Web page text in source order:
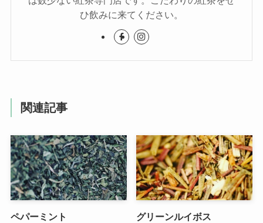
ひ飲みに来てください。
関連記事
ペパーミント グリーンルイボス